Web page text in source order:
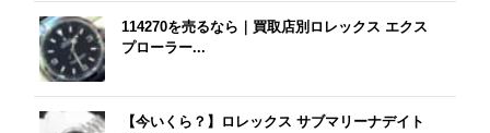
114270を売るなら｜買取店別ロレックス エクス
プローラー...
【今いくら？】ロレックス サブマリーナデイト